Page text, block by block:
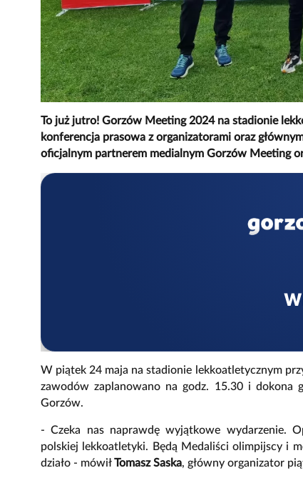
To już jutro! Gorzów Meeting 2024 na stadionie
konferencja prasowa z organizatorami oraz
oficjalnym partnerem medialnym Gorzów Meeting
W piątek 24 maja na stadionie lekkoatletycznym
zawodów zaplanowano na godz. 15.30 i
Gorzów.
- Czeka nas naprawdę wyjątkowe wydarzenie.
polskiej lekkoatletyki. Będą Medaliści olimpijscy i
działo - mówiłTomasz Saska, główny organizator